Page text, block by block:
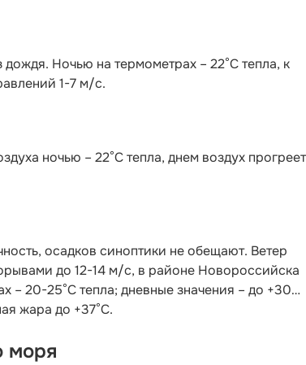
Ночью на термометрах – 22°C тепла, к
1-7 м/с.
ночью – 22°C тепла, днем воздух
осадков синоптики не обещают. Ветер
до 12-14 м/с, в районе Новороссийска
– 20-25°С тепла; дневные значения – до +30…
жара до +37°С.
моря